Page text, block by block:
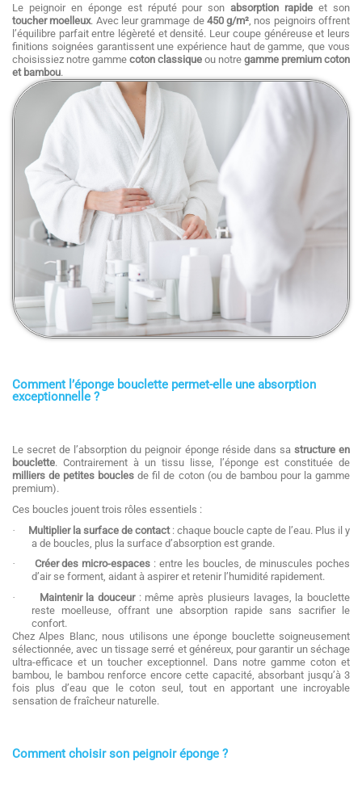
Le peignoir en éponge est réputé pour sonabsorption rapide et son
toucher moelleux. Avec leur grammage de 450 g/m² , nos peignoirs offrent
l’équilibre parfait entre légèreté et densité. Leur coupe généreuse et leurs
finitions soignées garantissent une expérience haut de gamme, que vous
choisissiez notre gamme coton classique ou notre gamme premium coton
et bambou.
Comment l’éponge bouclette permet-elle une absorption
exceptionnelle ?
Le secret de l’absorption du peignoir éponge réside dans sa structure en
bouclette. Contrairement à un tissu lisse, l’éponge est constituée de
milliers de petites boucles de fil de coton (ou de bambou pour la gamme
premium).
Ces boucles jouent trois rôles essentiels :
·
Multiplier la surface de contact: chaque boucle capte de l’eau. Plus il y
a de boucles, plus la surface d’absorption est grande.
·
Créer des micro-espaces : entre les boucles, de minuscules poches
d’air se forment, aidant à aspirer et retenir l’humidité rapidement.
·
Maintenir la douceur: même après plusieurs lavages, la bouclette
reste moelleuse, offrant une absorption rapide sans sacrifier le
confort.
Chez Alpes Blanc, nous utilisons une éponge bouclette soigneusement
sélectionnée, avec un tissage serré et généreux, pour garantir un séchage
ultra-efficace et un toucher exceptionnel. Dans notre gamme coton et
bambou, le bambou renforce encore cette capacité, absorbant jusqu’à 3
fois plus d’eau que le coton seul, tout en apportant une incroyable
sensation de fraîcheur naturelle.
Comment choisir son peignoir éponge ?